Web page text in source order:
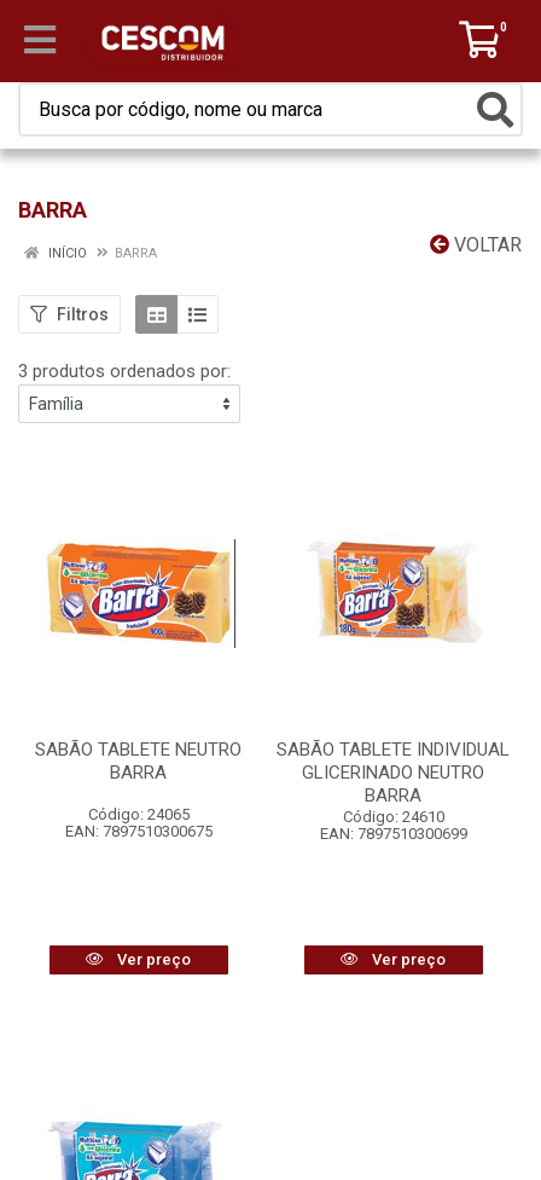
0
BARRA
VOLTAR
INÍCIO BARRA
Filtros
3 produtos ordenados por:
SABÃO TABLETE NEUTRO
BARRA
Código: 24065
EAN: 7897510300675
Ver preço
SABÃO TABLETE INDIVIDUAL
GLICERINADO NEUTRO
BARRA
Código: 24610
EAN: 7897510300699
Ver preço